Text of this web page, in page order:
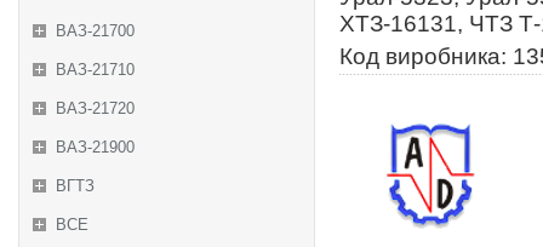
ВАЗ-21700
ВАЗ-21710
ВАЗ-21720
ВАЗ-21900
ВГТЗ
ВСЕ
ХТЗ-16131, ЧТЗ
Код виробника: